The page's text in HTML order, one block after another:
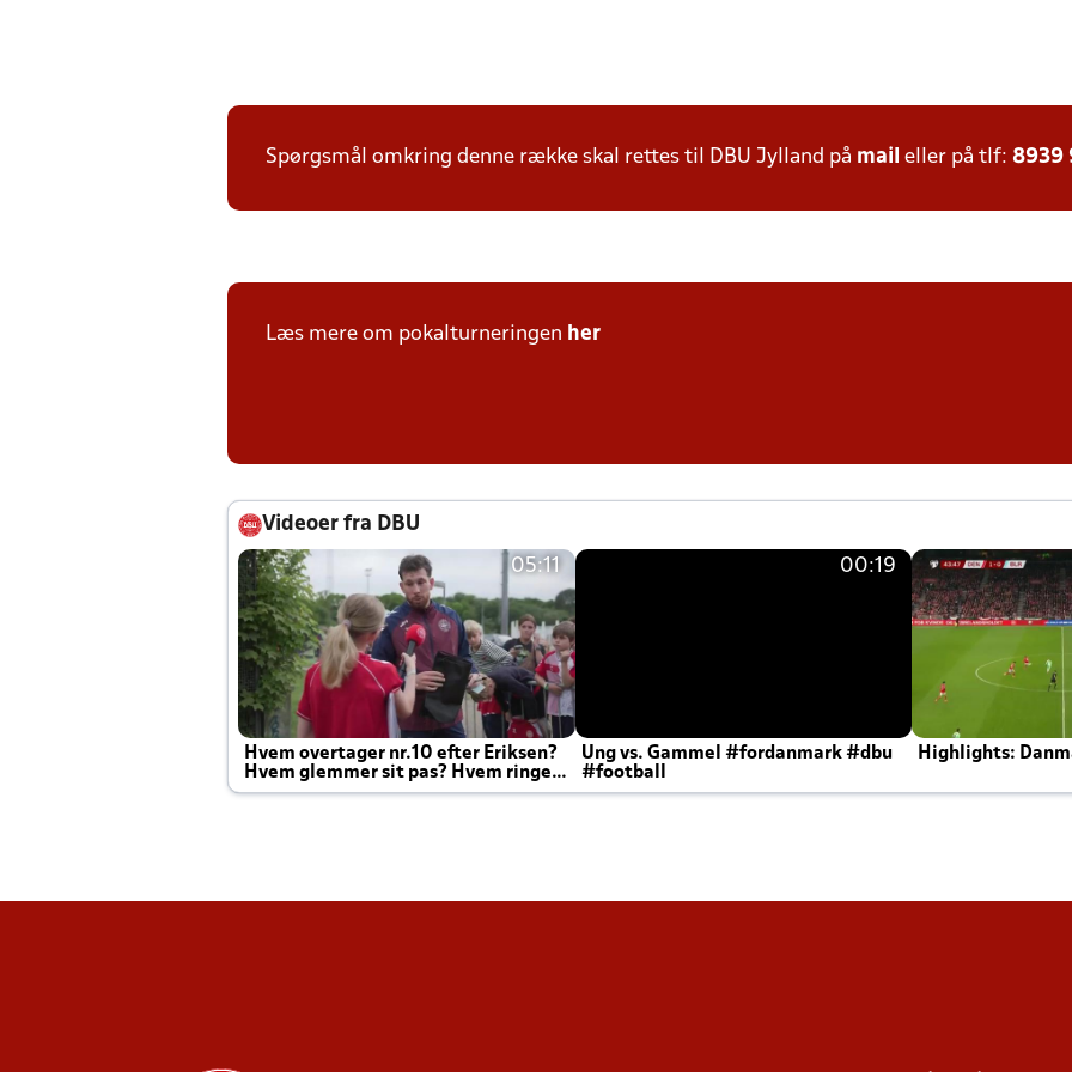
Spørgsmål omkring denne række skal rettes til DBU Jylland på mail eller på tlf: 8939
Læs mere om pokalturneringen her
Videoer fra DBU
05:11
Hvem overtager nr.10 efter Eriksen?
Hvem glemmer sit pas? Hvem ringer
Joachim altid til efter kampe?
00:19
Ung vs. Gammel #fordanmark #dbu
#football
Highlights: